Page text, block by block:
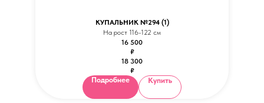
КУПАЛЬНИК №294 (1)
На рост 116-122 см
16 500
₽
18 300
₽
Подробнее Купить